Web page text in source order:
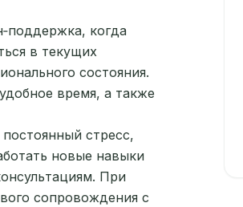
когда
в текущих
состояния.
время, а также
стресс,
новые навыки
При
сопровождения с